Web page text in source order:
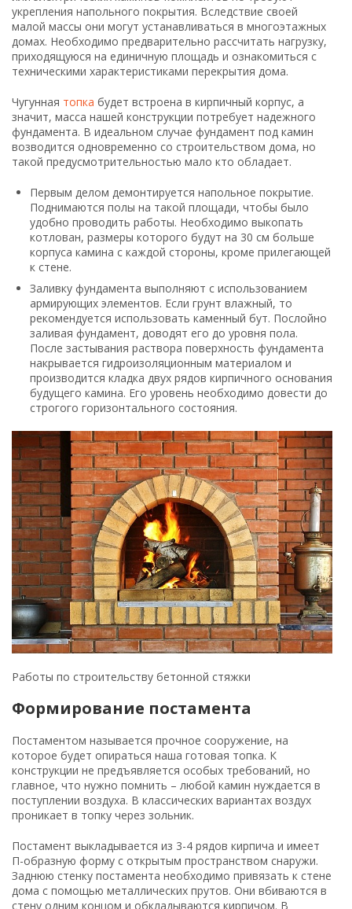
Заливку фундамента выполняют с использованием
армирующих элементов. Если грунт влажный, то
рекомендуется использовать каменный бут. Послойно
заливая фундамент, доводят его до уровня пола.
После застывания раствора поверхность фундамента
производится кладка двух рядов кирпичного основания
будущего камина. Его уровень необходимо довести до
строгого горизонтального состояния.
Работы по строительству бетонной стяжки
Формирование постамента
Постаментом называется прочное сооружение, на
которое будет опираться наша готовая топка. К
конструкции не предъявляется особых требований, но
главное, что нужно помнить – любой камин нуждается в
поступлении воздуха. В классических вариантах воздух
проникает в топку через зольник.
Постамент выкладывается из 3-4 рядов кирпича и имеет
П-образную форму с открытым пространством снаружи.
Заднюю стенку постамента необходимо привязать к стене
дома с помощью металлических прутов. Они вбиваются в
стену одним концом и обкладываются кирпичом. В
качестве раствора готовится смесь из глины и песка, так
работы камина и будет передавать тепло корпусу.
Рассчитать площадь основания и постамента помогут
определенные правила, которые устанавливают
зависимость габаритов камина от площади топочного
отверстия. Чугунную топку устанавливают так, чтобы она
не доходила до стены несколько сантиметров. Произведя
необходимые измерения, нетрудно вычислить ширину
постамента.